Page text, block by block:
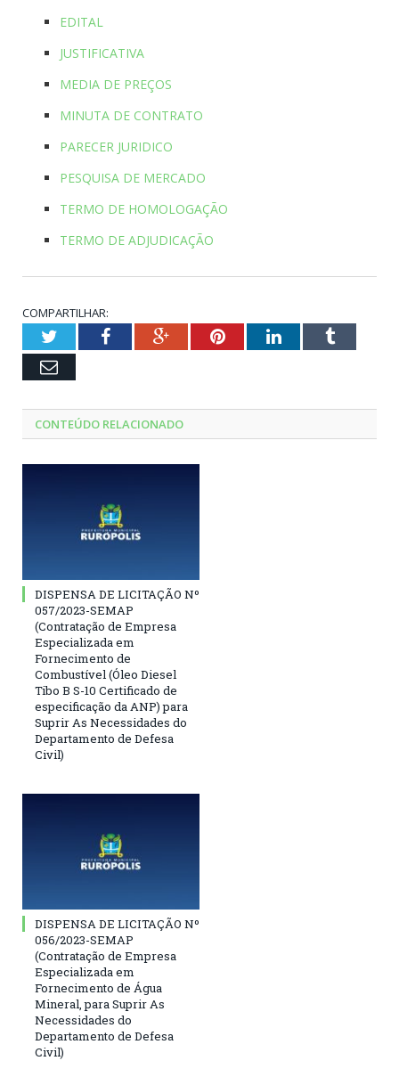
EDITAL
JUSTIFICATIVA
MEDIA DE PREÇOS
MINUTA DE CONTRATO
PARECER JURIDICO
PESQUISA DE MERCADO
TERMO DE HOMOLOGAÇÃO
TERMO DE ADJUDICAÇÃO
COMPARTILHAR:
TwitterFacebookGoogle+PinterestLinkedInTumblr
Email
CONTEÚDO RELACIONADO
DISPENSA DE LICITAÇÃO Nº
057/2023-SEMAP
(Contratação de Empresa
Especializada em
Fornecimento de
Combustível (Óleo Diesel
Tibo B S-10 Certificado de
especificação da ANP) para
Suprir As Necessidades do
Departamento de Defesa
Civil)
DISPENSA DE LICITAÇÃO Nº
056/2023-SEMAP
(Contratação de Empresa
Especializada em
Fornecimento de Água
Mineral, para Suprir As
Necessidades do
Departamento de Defesa
Civil)